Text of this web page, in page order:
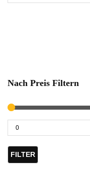
Nach Preis Filtern
FILTER